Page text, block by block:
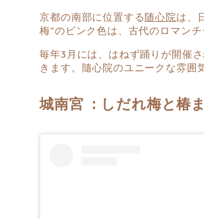
京都の南部に位置する 随心院は、
梅”のピンク色は、古代のロマン
毎年3月には、はねず踊りが開催
きます。隨心院のユニークな雰囲
城南宮 ：しだれ梅と椿